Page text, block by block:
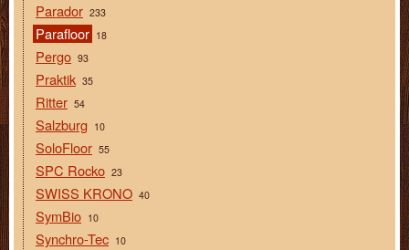
Parador 233
Parafloor 18
Pergo 93
Praktik 35
Ritter 54
Salzburg 10
SoloFloor 55
SPC Rocko 23
SWISS KRONO 40
SymBio 10
Synchro-Tec 10